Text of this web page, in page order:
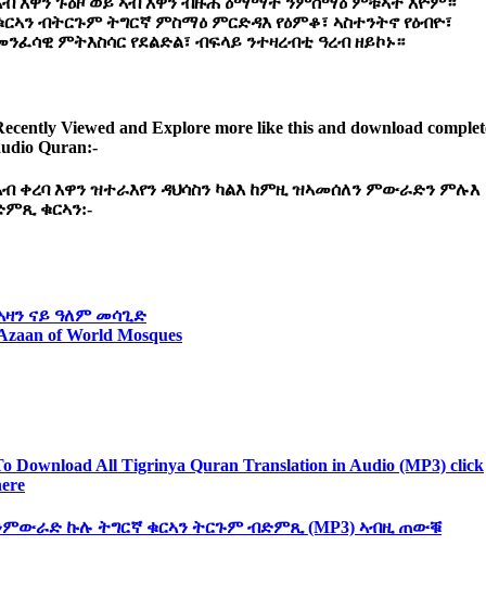
ብትርጉም ትግርኛ ምስማዕ ምርድዳእ የዕምቆ፣ ኣስተንትኖ የዕብዮ፣
ምትእስሳር የደልድል፣ ብፍላይ ንተዛረብቲ ዓረብ ዘይኮኑ።
Viewed and Explore more like this and download
Quran:-
ቀረባእዋን ዝተራእየን ዳህሳስን ካልእ ከምዚዝኣመሰለን ምውራድን ምሉእ
ቁርኣን:-
ናይ ዓለም መሳጊድ
of World Mosques
Download All Tigrinya Quran Translation in Audio (MP3) click
ኩሉ ትግርኛ ቁርኣን ትርጉምብድምጺ (MP3) ኣብዚ ጠውቑ